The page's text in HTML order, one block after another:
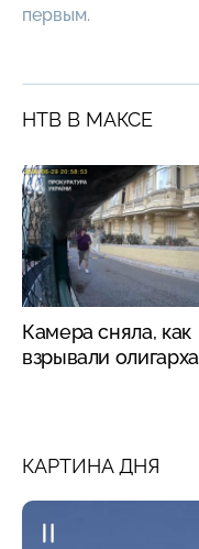
первым.
НТВ В МАКСЕ
Камера сняла, как
взрывали олигарха
КАРТИНА ДНЯ